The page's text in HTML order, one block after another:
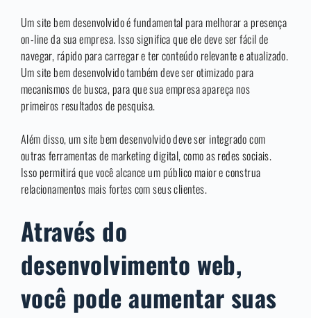
Um site bem desenvolvido é fundamental para melhorar a presença
on-line da sua empresa. Isso significa que ele deve ser fácil de
navegar, rápido para carregar e ter conteúdo relevante e atualizado.
Um site bem desenvolvido também deve ser otimizado para
mecanismos de busca, para que sua empresa apareça nos
primeiros resultados de pesquisa.
Além disso, um site bem desenvolvido deve ser integrado com
outras ferramentas de marketing digital, como as redes sociais.
Isso permitirá que você alcance um público maior e construa
relacionamentos mais fortes com seus clientes.
Através do
desenvolvimento web,
você pode aumentar suas